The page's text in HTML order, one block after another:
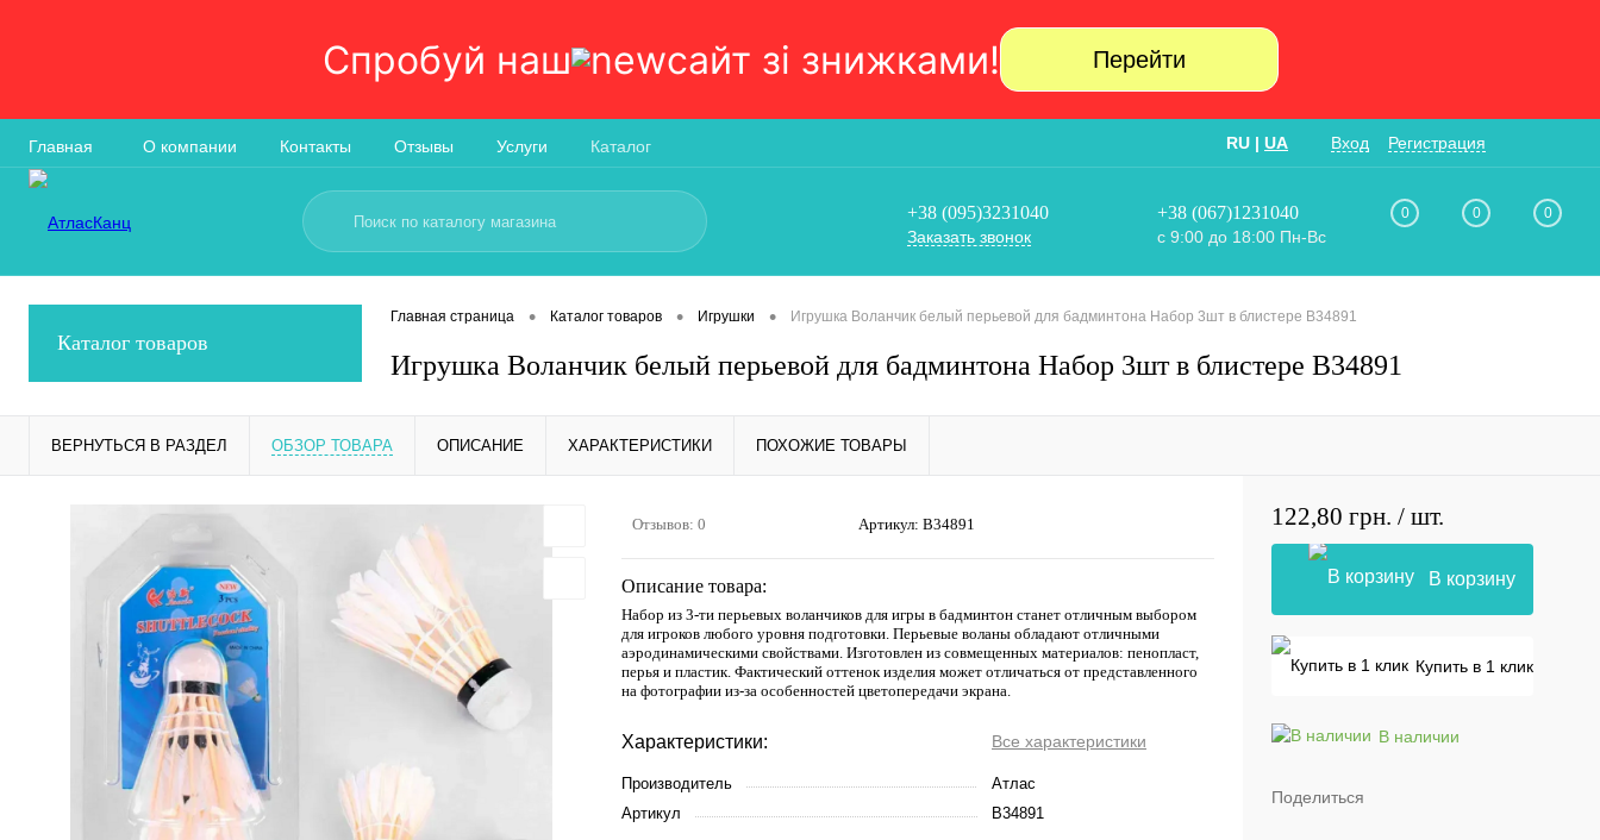
Спробуй наш сайт зi знижками! Перейти
Главная О компании Контакты Отзывы Услуги Каталог RU | UA Вход Регистрация
+38 (095)3231040
Заказать звонок
+38 (067)1231040
с 9:00 до 18:00 Пн-Вс
0 0 0
Каталог товаров
Главная страница • Каталог товаров • Игрушки • Игрушка Воланчик белый перьевой для бадминтона Набор 3шт в блистере В34891
Игрушка Воланчик белый перьевой для бадминтона Набор 3шт в блистере В34891
ВЕРНУТЬСЯ В РАЗДЕЛ ОБЗОР ТОВАРА ОПИСАНИЕ ХАРАКТЕРИСТИКИ ПОХОЖИЕ ТОВАРЫ
Отзывов: 0 Артикул: В34891
Описание товара:
Набор из 3-ти перьевых воланчиков для игры в бадминтон станет отличным выбором
для игроков любого уровня подготовки. Перьевые воланы обладают отличными
аэродинамическими свойствами. Изготовлен из совмещенных материалов: пенопласт,
перья и пластик. Фактический оттенок изделия может отличаться от представленного
на фотографии из-за особенностей цветопередачи экрана.
Характеристики: Все характеристики
Производитель
Атлас
Артикул
В34891
122,80 грн. / шт.
В корзину
Купить в 1 клик
В наличии
Поделиться